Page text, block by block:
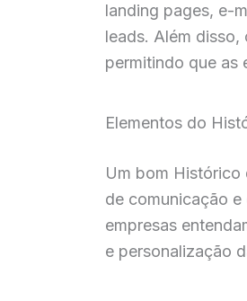
landing pages, e-
leads. Além
permitindo que as
Elementos do
Um bom Histórico
de comunicação
empresas
e personalização